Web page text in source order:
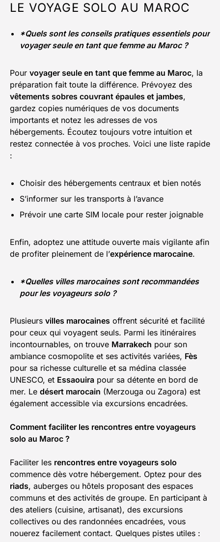
LE VOYAGE SOLO AU MAROC
*Quels sont les conseils pratiques essentiels pour
voyager seule en tant que femme au Maroc ?
Pour voyager seule en tant que femme au Maroc, la
préparation fait toute la différence. Prévoyez des
vêtements sobres couvrant épaules et jambes,
gardez copies numériques de vos documents
importants et notez les adresses de vos
hébergements. Écoutez toujours votre intuition et
restez connectée à vos proches. Voici une liste rapide
:
Choisir des hébergements centraux et bien notés
S’informer sur les transports à l’avance
Prévoir une carte SIM locale pour rester joignable
Enfin, adoptez une attitude ouverte mais vigilante afin
de profiter pleinement de l’expérience marocaine.
*Quelles villes marocaines sont recommandées
pour les voyageurs solo ?
Plusieurs villes marocaines offrent sécurité et facilité
pour ceux qui voyagent seuls. Parmi les itinéraires
incontournables, on trouve Marrakech pour son
ambiance cosmopolite et ses activités variées, Fès
pour sa richesse culturelle et sa médina classée
UNESCO, et Essaouira pour sa détente en bord de
mer. Le désert marocain (Merzouga ou Zagora) est
également accessible via excursions encadrées.
Comment faciliter les rencontres entre voyageurs
solo au Maroc ?
Faciliter les rencontres entre voyageurs solo
commence dès votre hébergement. Optez pour des
riads, auberges ou hôtels proposant des espaces
communs et des activités de groupe. En participant à
des ateliers (cuisine, artisanat), des excursions
collectives ou des randonnées encadrées, vous
nouerez facilement contact. Quelques pistes utiles :